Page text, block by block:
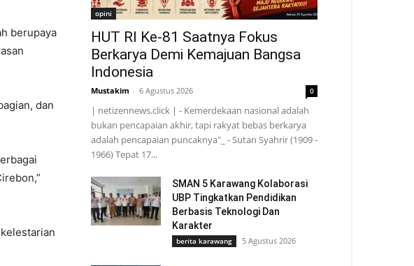
berupaya
dan
opini
HUT RI Ke-81 Saatnya Fokus
Berkarya Demi Kemajuan Bangsa
Indonesia
Mustakim - 6 Agustus 2026 0
| netizennews.click | - Kemerdekaan nasional adalah
bukan pencapaian akhir, tapi rakyat bebas berkarya
adalah pencapaian puncaknya"_ - Sutan Syahrir (1909 -
1966) Tepat 17...
SMAN 5 Karawang Kolaborasi
UBP Tingkatkan Pendidikan
Berbasis Teknologi Dan
Karakter
berita karawang 5 Agustus 2026